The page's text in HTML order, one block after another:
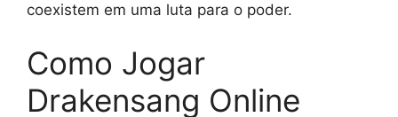
coexistem em uma luta para o poder.
Como Jogar
Drakensang Online